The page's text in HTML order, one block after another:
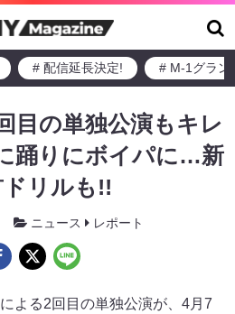
# 配信延長決定! # M-1グラン
目の単独公演もキレ
踊りにボイパに…新
リルも!!
ニュース レポート
よる2回目の単独公演が、4月7